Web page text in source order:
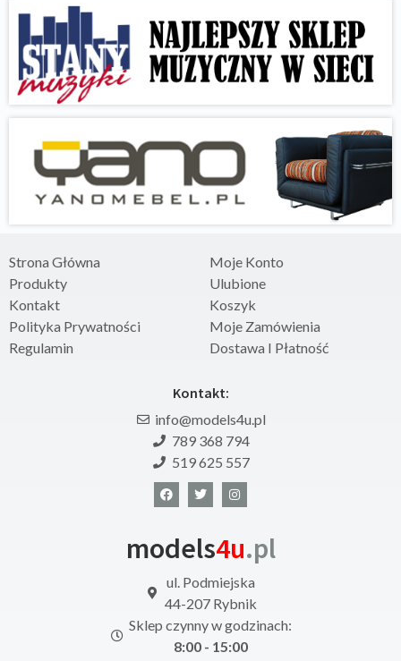
Strona Główna
Produkty
Kontakt
Polityka Prywatności
Regulamin
Moje Konto
Ulubione
Koszyk
Moje Zamówienia
Dostawa I Płatność
Kontakt:
info@models4u.pl
789 368 794
519 625 557
models4u.pl
ul. Podmiejska
44-207 Rybnik
Sklep czynny w godzinach:
8:00 - 15:00